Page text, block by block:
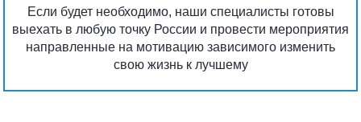
Если будет необходимо, наши специалисты готовы
выехать в любую точку России и провести мероприятия
направленные на мотивацию зависимого изменить
свою жизнь к лучшему